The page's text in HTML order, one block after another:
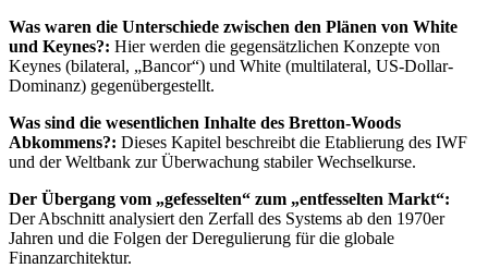
Was waren die Unterschiede zwischen den Plänen von White
und Keynes?: Hier werden die gegensätzlichen Konzepte von
Keynes (bilateral, „Bancor“) und White (multilateral, US-Dollar-
Dominanz) gegenübergestellt.
Was sind die wesentlichen Inhalte des Bretton-Woods
Abkommens?: Dieses Kapitel beschreibt die Etablierung des IWF
und der Weltbank zur Überwachung stabiler Wechselkurse.
Der Übergang vom „gefesselten“ zum „entfesselten Markt“:
Der Abschnitt analysiert den Zerfall des Systems ab den 1970er
Jahren und die Folgen der Deregulierung für die globale
Finanzarchitektur.